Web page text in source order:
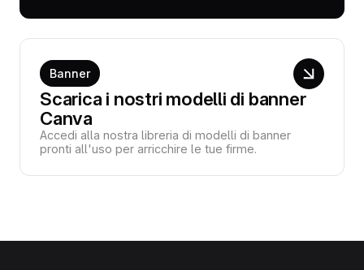
Banner
Scarica i nostri modelli di banner
Canva
Accedi alla nostra libreria di modelli di banner
pronti all'uso per arricchire le tue firme.